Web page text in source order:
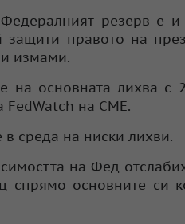
резерв е и
защити правото на
измами.
на основната лихва с
на CME.
среда на ниски лихви.
на Фед
основните си